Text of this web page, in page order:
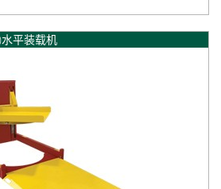
水平装载机